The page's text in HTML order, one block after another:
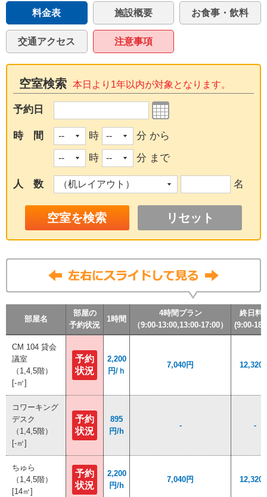
料金表 施設概要 お食事・飲料
交通アクセス 注意事項
空室検索 本日より1年以内が対象となります。
予約日
時 間 時
分 から
時
分 まで
人 数 名
リセット
部屋名
部屋の
予約状況
1時間
4時間プラン
（9:00-13:00,13:00-17:00）
終日料
(9:00-
部屋名
部屋の
予約状況
1時間
4時間プラン
（9:00-13:00,13:00-17:00）
終日料
(9:00-
部屋名
部屋の
予約状況
1時間
4時間プラン
（9:00-13:00,13:00-17:00）
終日料
(9:00-
CM 104 貸会
議室
（1,4,5階）
[-㎡]
予約
状況
2,200
円/ｈ
7,040円 12,320
コワーキング
デスク
（1,4,5階）
[-㎡]
予約
状況
895
円/h
- -
ちゅら
（1,4,5階）
[14㎡]
予約
状況
2,200
円/h
7,040円 12,320
部屋名
部屋の
予約状況
1時間
4時間プラン
（9:00-13:00,13:00-17:00）
終日料
(9:00-
CM 104 貸会
議室
（1,4,5階）
[-㎡]
予約
状況
2,200
円/ｈ
7,040円 12,320
コワーキング
デスク
（1,4,5階）
[-㎡]
予約
状況
895
円/h
- -
ちゅら
（1,4,5階）
[14㎡]
予約
状況
2,200
円/h
7,040円 12,320